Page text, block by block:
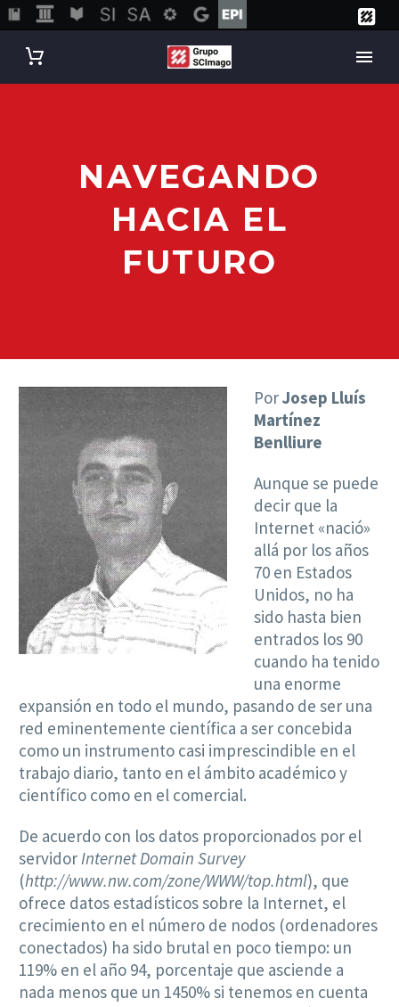
NAVEGANDO
HACIA EL
FUTURO
PorJosep Lluís
Martínez
Benlliure
Aunque se puede
decir que la
Internet «nació»
allá por los años
70 en Estados
Unidos, no ha
sido hasta bien
entrados los 90
cuando ha tenido
una enorme
expansión en todo el mundo, pasando de ser una
red eminentemente científica a ser concebida
como un instrumento casi imprescindible en el
trabajo diario, tanto en el ámbito académico y
científico como en el comercial.
De acuerdo con los datos proporcionados por el
servidor Internet Domain Survey
(http://www.nw.com/zone/WWW/top.html), que
ofrece datos estadísticos sobre la Internet, el
crecimiento en el número de nodos (ordenadores
conectados) ha sido brutal en poco tiempo: un
119% en el año 94, porcentaje que asciende a
nada menos que un 1450% si tenemos en cuenta